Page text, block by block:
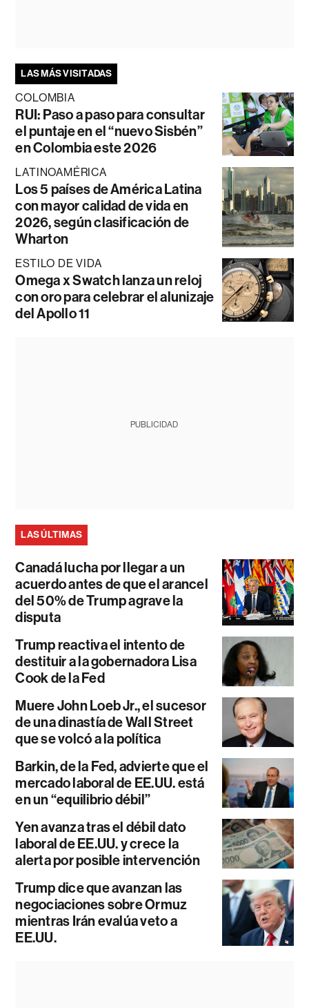
LAS MÁS VISITADAS
COLOMBIA
RUI: Paso a paso para consultar
el puntaje en el “nuevo Sisbén”
en Colombia este 2026
LATINOAMÉRICA
Los 5 países de América Latina
con mayor calidad de vida en
2026, según clasificación de
Wharton
ESTILO DE VIDA
Omega x Swatch lanza un reloj
con oro para celebrar el alunizaje
del Apollo 11
PUBLICIDAD
LAS ÚLTIMAS
Canadá lucha por llegar a un
acuerdo antes de que el arancel
del 50% de Trump agrave la
disputa
Trump reactiva el intento de
destituir a la gobernadora Lisa
Cook de la Fed
Muere John Loeb Jr., el sucesor
de una dinastía de Wall Street
que se volcó a la política
Barkin, de la Fed, advierte que el
mercado laboral de EE.UU. está
en un “equilibrio débil”
Yen avanza tras el débil dato
laboral de EE.UU. y crece la
alerta por posible intervención
Trump dice que avanzan las
negociaciones sobre Ormuz
mientras Irán evalúa veto a
EE.UU.